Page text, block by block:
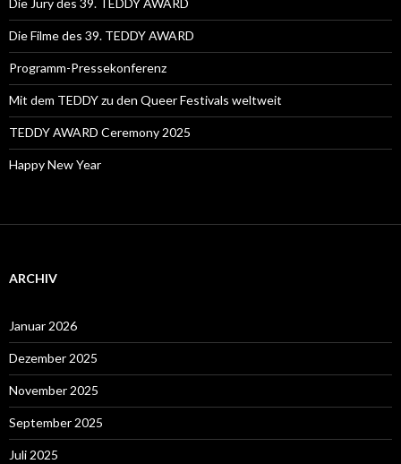
Die Jury des 39. TEDDY AWARD
Die Filme des 39. TEDDY AWARD
Programm-Pressekonferenz
Mit dem TEDDY zu den Queer Festivals weltweit
TEDDY AWARD Ceremony 2025
Happy New Year
ARCHIV
Januar 2026
Dezember 2025
November 2025
September 2025
Juli 2025